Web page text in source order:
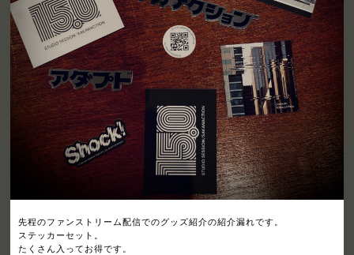
先程のファンストリーム配信でのグッズ紹介の紹介漏れです。
ステッカーセット。
たくさん入ってお得です。